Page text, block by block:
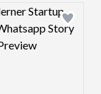
Design preview